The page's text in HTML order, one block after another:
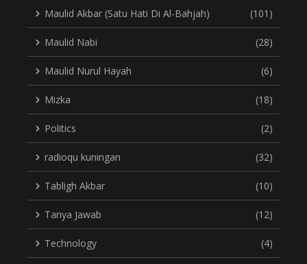
Maulid Akbar (Satu Hati Di Al-Bahjah) (101)
Maulid Nabi (28)
Maulid Nurul Hayah (6)
Mizka (18)
Politics (2)
radioqu kuningan (32)
Tabligh Akbar (10)
Tanya Jawab (12)
Technology (4)